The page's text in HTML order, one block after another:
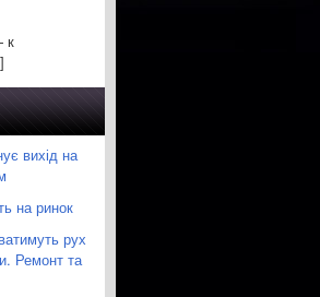
к
вихід на
на ринок
рух
Ремонт та